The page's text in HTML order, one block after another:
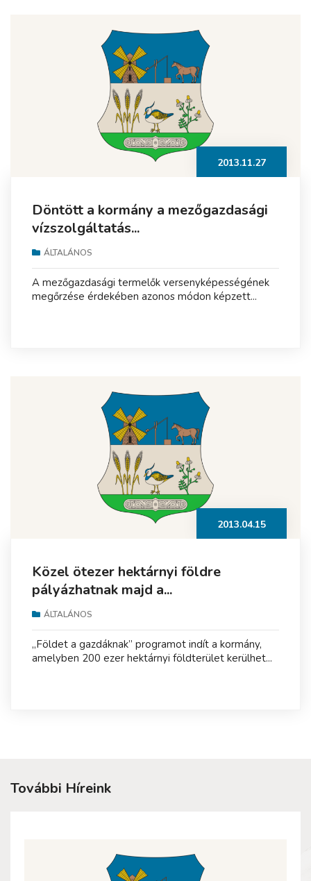
2013.11.27
Döntött a kormány a mezőgazdasági
vízszolgáltatás...
ÁLTALÁNOS
A mezőgazdasági termelők versenyképességének
megőrzése érdekében azonos módon képzett...
2013.04.15
Közel ötezer hektárnyi földre
pályázhatnak majd a...
ÁLTALÁNOS
„Földet a gazdáknak” programot indít a kormány,
amelyben 200 ezer hektárnyi földterület kerülhet...
További Híreink